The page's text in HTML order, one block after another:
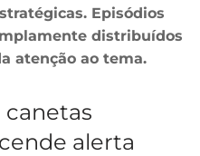
Episódios
distribuídos
atenção ao tema.
canetas
alerta